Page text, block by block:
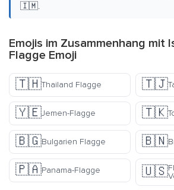
🇮🇲.
Emojis im Zusammenhang mit
Flagge Emoji
🇹🇭Thailand Flagge 🇹🇯
🇾🇪Jemen-Flagge 🇹🇰
🇧🇬Bulgarien Flagge 🇧🇳
🇵🇦Panama-Flagge 🇺🇸